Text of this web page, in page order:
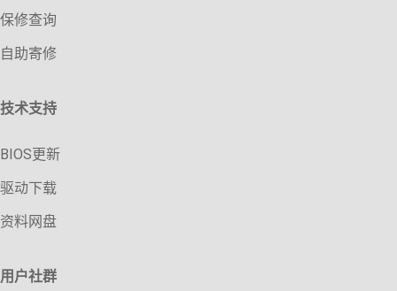
保修查询
自助寄修
技术支持
BIOS更新
驱动下载
资料网盘
用户社群